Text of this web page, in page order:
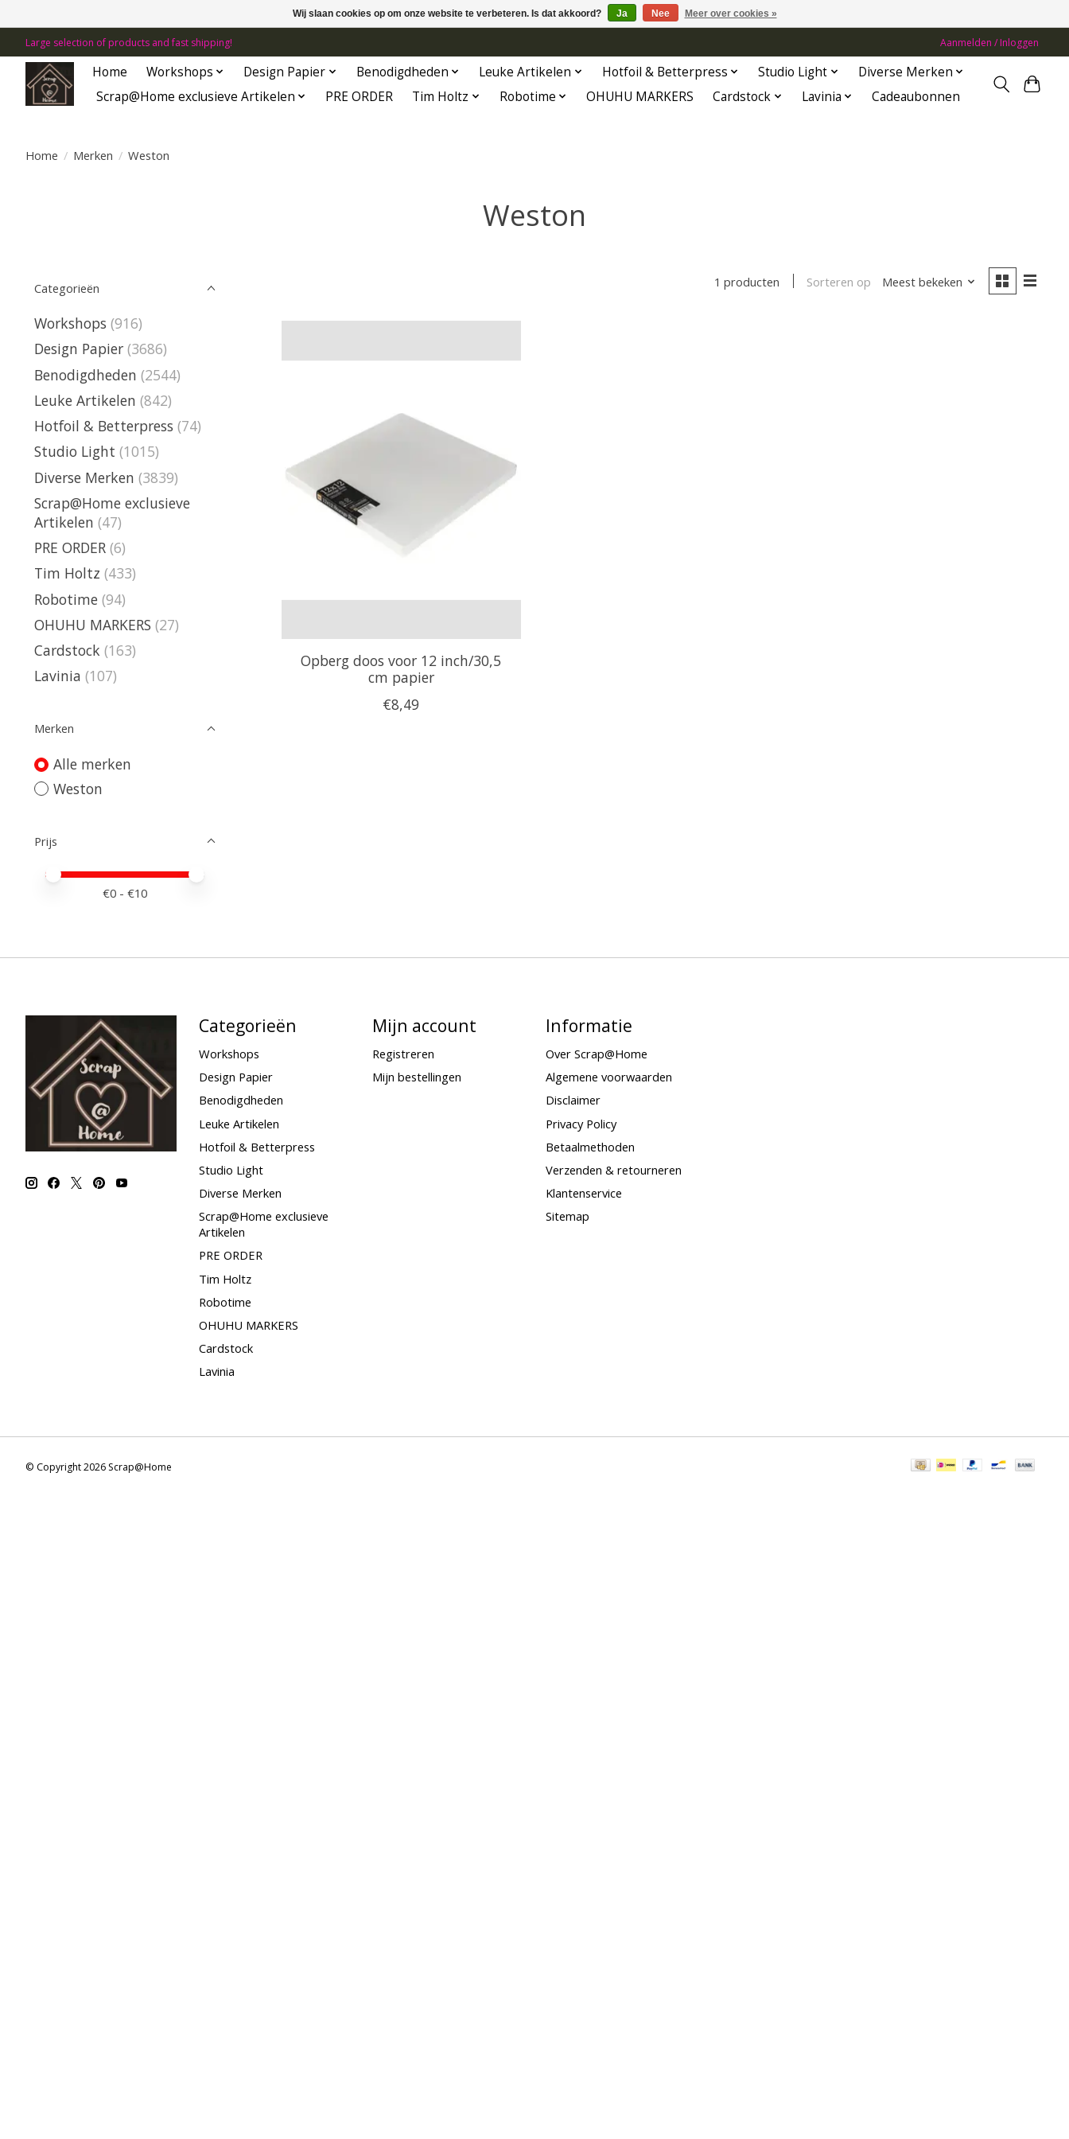
Large selection of products and fast shipping! Aanmelden / Inloggen
Home Workshops Design Papier Benodigdheden Leuke Artikelen Hotfoil & Betterpress Studio Light
Diverse Merken
Scrap@Home exclusieve Artikelen
PRE ORDER Tim Holtz Robotime OHUHU MARKERS Cardstock Lavinia Cadeaubonnen
Home / Merken / Weston
Weston
Categorieën
Workshops (916)
Design Papier (3686)
Benodigdheden (2544)
Leuke Artikelen (842)
Hotfoil & Betterpress (74)
Studio Light (1015)
Diverse Merken (3839)
Scrap@Home exclusieve
Artikelen (47)
PRE ORDER (6)
Tim Holtz (433)
Robotime (94)
OHUHU MARKERS (27)
Cardstock (163)
Lavinia (107)
Merken
Alle merken
Weston
Prijs
Minimale prijswaarde
Price maximum value
€0 - €10
1 producten Sorteren op Meest bekeken
Opberg doos voor 12 inch/30,5
cm papier
€8,49
Categorieën
Workshops
Design Papier
Benodigdheden
Leuke Artikelen
Hotfoil & Betterpress
Studio Light
Diverse Merken
Scrap@Home exclusieve
Artikelen
PRE ORDER
Tim Holtz
Robotime
OHUHU MARKERS
Cardstock
Lavinia
Mijn account
Registreren
Mijn bestellingen
Informatie
Over Scrap@Home
Algemene voorwaarden
Disclaimer
Privacy Policy
Betaalmethoden
Verzenden & retourneren
Klantenservice
Sitemap
© Copyright 2026 Scrap@Home
Wij slaan cookies op om onze website te verbeteren. Is dat akkoord? Ja Nee Meer over cookies »